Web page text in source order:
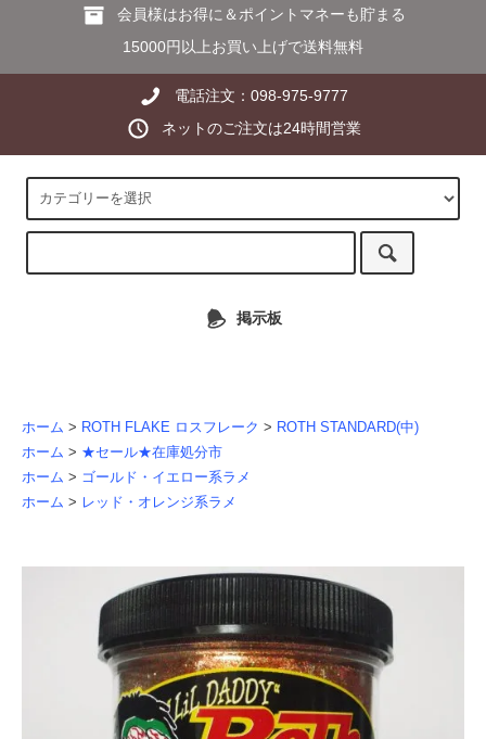
会員様はお得に＆ポイントマネーも貯まる
15000円以上お買い上げで送料無料
電話注文：098-975-9777
ネットのご注文は24時間営業
掲示板
ホーム > ROTH FLAKE ロスフレーク > ROTH STANDARD(中)
ホーム > ★セール★在庫処分市
ホーム > ゴールド・イエロー系ラメ
ホーム > レッド・オレンジ系ラメ